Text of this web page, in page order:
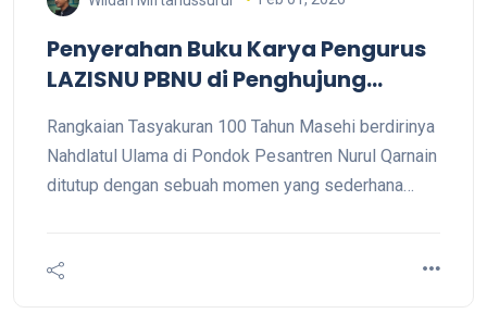
Penyerahan Buku Karya Pengurus
LAZISNU PBNU di Penghujung
Rangkaian Tasyakuran 100 Tahun Masehi berdirinya
Nahdlatul Ulama di Pondok Pesantren Nurul Qarnain
ditutup dengan sebuah momen yang sederhana
menyerahkan buku karyanya berjudul Berkarya di